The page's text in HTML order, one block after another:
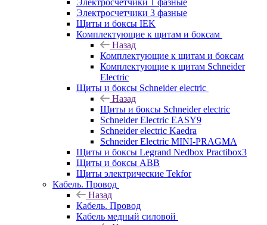
Электросчетчики 3 фазные
Щиты и боксы IEK
Комплектующие к щитам и боксам
Назад
Комплектующие к щитам и боксам
Комплектующие к щитам Schneider
Electric
Щиты и боксы Schneider electric
Назад
Щиты и боксы Schneider electric
Schneider Electric EASY9
Schneider electric Kaedra
Schneider Electric MINI-PRAGMA
Щиты и боксы Legrand Nedbox Practibox3
Щиты и боксы ABB
Щиты электрические Tekfor
Кабель. Провод
Назад
Кабель. Провод
Кабель медный силовой